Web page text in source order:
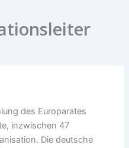
des Europarates
inzwischen 47
Die deutsche